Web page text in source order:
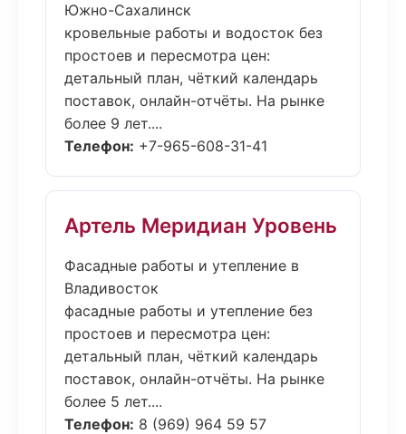
Южно-Сахалинск
кровельные работы и водосток без
простоев и пересмотра цен:
детальный план, чёткий календарь
поставок, онлайн-отчёты. На рынке
более 9 лет....
Телефон: +7-965-608-31-41
Артель Меридиан Уровень
Фасадные работы и утепление в
Владивосток
фасадные работы и утепление без
простоев и пересмотра цен:
детальный план, чёткий календарь
поставок, онлайн-отчёты. На рынке
более 5 лет....
Телефон: 8 (969) 964 59 57